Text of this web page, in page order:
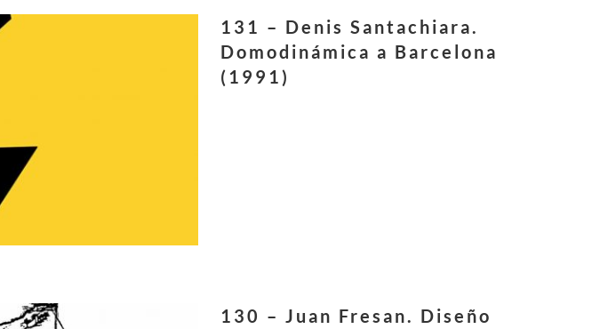
131 – Denis Santachiara.
Domodinámica a Barcelona
(1991)
130 – Juan Fresan. Diseño